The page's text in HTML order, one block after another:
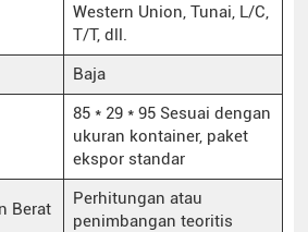
Western Union, Tunai, L/C,
T/T, dll.
Baja
85 * 29 * 95 Sesuai dengan
ukuran kontainer, paket
ekspor standar
Berat
Perhitungan atau
penimbangan teoritis